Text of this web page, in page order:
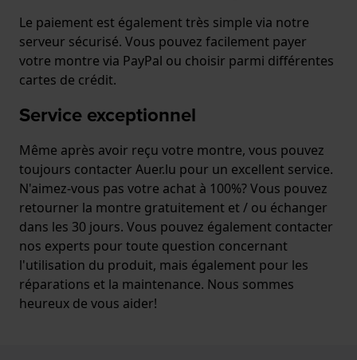
Le paiement est également très simple via notre
serveur sécurisé. Vous pouvez facilement payer
votre montre via PayPal ou choisir parmi différentes
cartes de crédit.
Service exceptionnel
Même après avoir reçu votre montre, vous pouvez
toujours contacter Auer.lu pour un excellent service.
N'aimez-vous pas votre achat à 100%? Vous pouvez
retourner la montre gratuitement et / ou échanger
dans les 30 jours. Vous pouvez également contacter
nos experts pour toute question concernant
l'utilisation du produit, mais également pour les
réparations et la maintenance. Nous sommes
heureux de vous aider!